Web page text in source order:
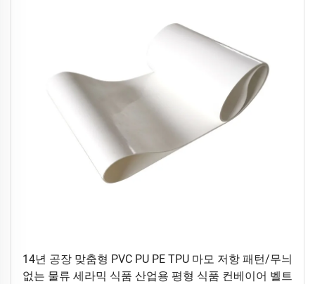
14년 공장 맞춤형 PVC PU PE TPU 마모 저항 패턴/무늬
없는 물류 세라믹 식품 산업용 평형 식품 컨베이어 벨트